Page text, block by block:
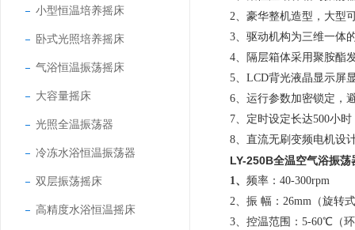
小型恒温培养摇床
卧式光照培养摇床
气浴恒温振荡摇床
大容量摇床
光照全温振荡器
冷冻水浴恒温振荡器
双层振荡摇床
高精度水浴恒温摇床
2、 豪华整机造型 ，大型
3、 驱动机构为三维一体
4、隔层箱体采用聚胺酯
5、 LCD背光液晶显示屏
6、 运行参数加密锁定，
7、 定时设定长达500小时
8、 直流无刷变频电机设
LY-250B全温空气浴振荡
1、 频率：40-300rpm
2、振 幅：26mm（旋转
3、控温范围：5-60℃（